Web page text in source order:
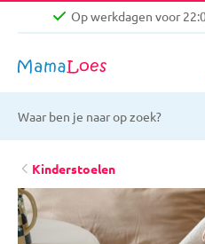
Op werkdagen voor
Gratis
Op werkdagen voor
Kinderstoelen